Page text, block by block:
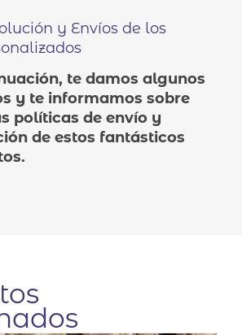
y Envíos de los
te damos algunos
y te informamos sobre
políticas de envío y
de estos fantásticos